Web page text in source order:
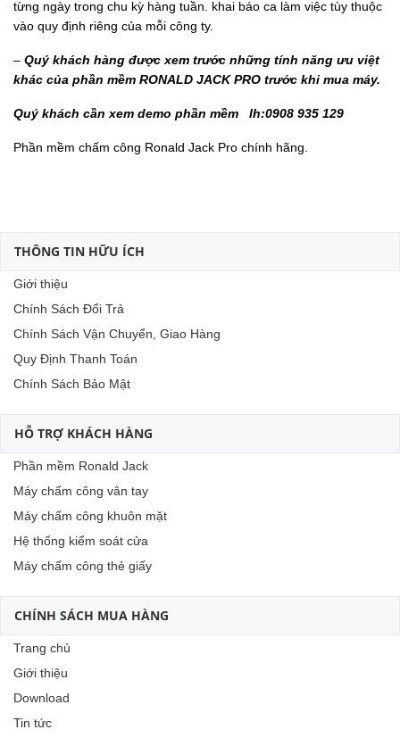
từng ngày trong chu kỳ hàng tuần. khai báo ca làm việc tùy thuộc
vào quy định riêng của mỗi công ty.
– Quý khách hàng được xem trước những tính năng ưu việt
khác của phần mềm RONALD JACK PRO trước khi mua máy.
Quý khách cần xem demo phần mềm lh:0908 935 129
Phần mềm chấm công Ronald Jack Pro chính hãng.
THÔNG TIN HỮU ÍCH
Giới thiệu
Chính Sách Đổi Trả
Chính Sách Vận Chuyển, Giao Hàng
Quy Định Thanh Toán
Chính Sách Bảo Mật
HỖ TRỢ KHÁCH HÀNG
Phần mềm Ronald Jack
Máy chấm công vân tay
Máy chấm công khuôn mặt
Hệ thống kiểm soát cửa
Máy chấm công thẻ giấy
CHÍNH SÁCH MUA HÀNG
Trang chủ
Giới thiệu
Download
Tin tức